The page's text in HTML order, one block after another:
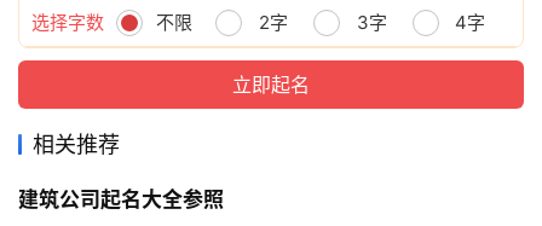
选择字数 不限 2字 3字 4字
相关推荐
建筑公司起名大全参照